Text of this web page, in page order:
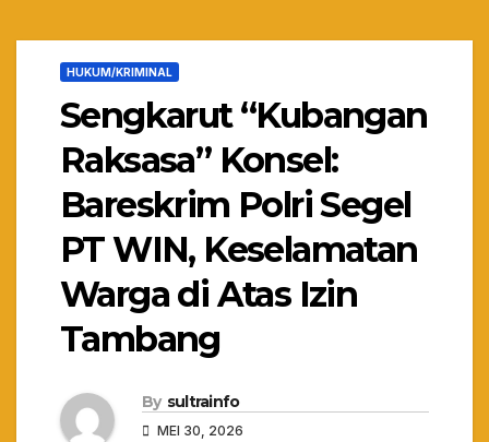
HUKUM/KRIMINAL
Sengkarut “Kubangan
Raksasa” Konsel:
Bareskrim Polri Segel
PT WIN, Keselamatan
Warga di Atas Izin
Tambang
By sultrainfo
MEI 30, 2026